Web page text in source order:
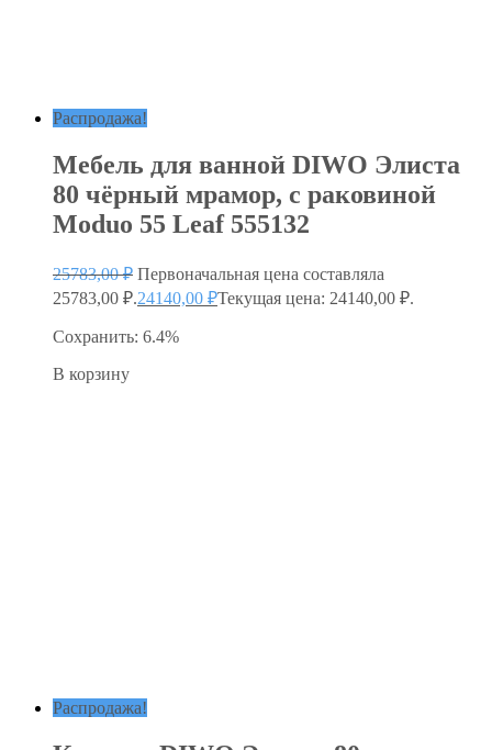
Распродажа!
Мебель для ванной DIWO Элиста
80 чёрный мрамор, с раковиной
Moduo 55 Leaf 555132
25783,00₽ Первоначальная цена составляла
25783,00 ₽.24140,00 ₽Текущая цена: 24140,00 ₽.
Сохранить: 6.4%
В корзину
Распродажа!